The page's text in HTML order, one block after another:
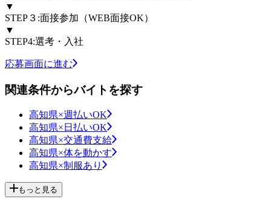
▼
STEP３:面接参加（WEB面接OK）
▼
STEP4:選考・入社
応募画面に進む
関連条件からバイトを探す
高知県×週払いOK
高知県×日払いOK
高知県×交通費支給
高知県×体を動かす
高知県×制服あり
もっと見る